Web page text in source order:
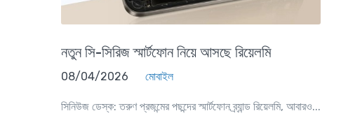
নতুন সি-সিরিজ স্মার্টফোন নিয়ে আসছে রিয়েলমি
08/04/2026 মোবাইল
সিনিউজ ডেস্ক: তরুণ প্রজন্মের পছন্দের স্মার্টফোন ব্র্যান্ড রিয়েলমি, আবারও...